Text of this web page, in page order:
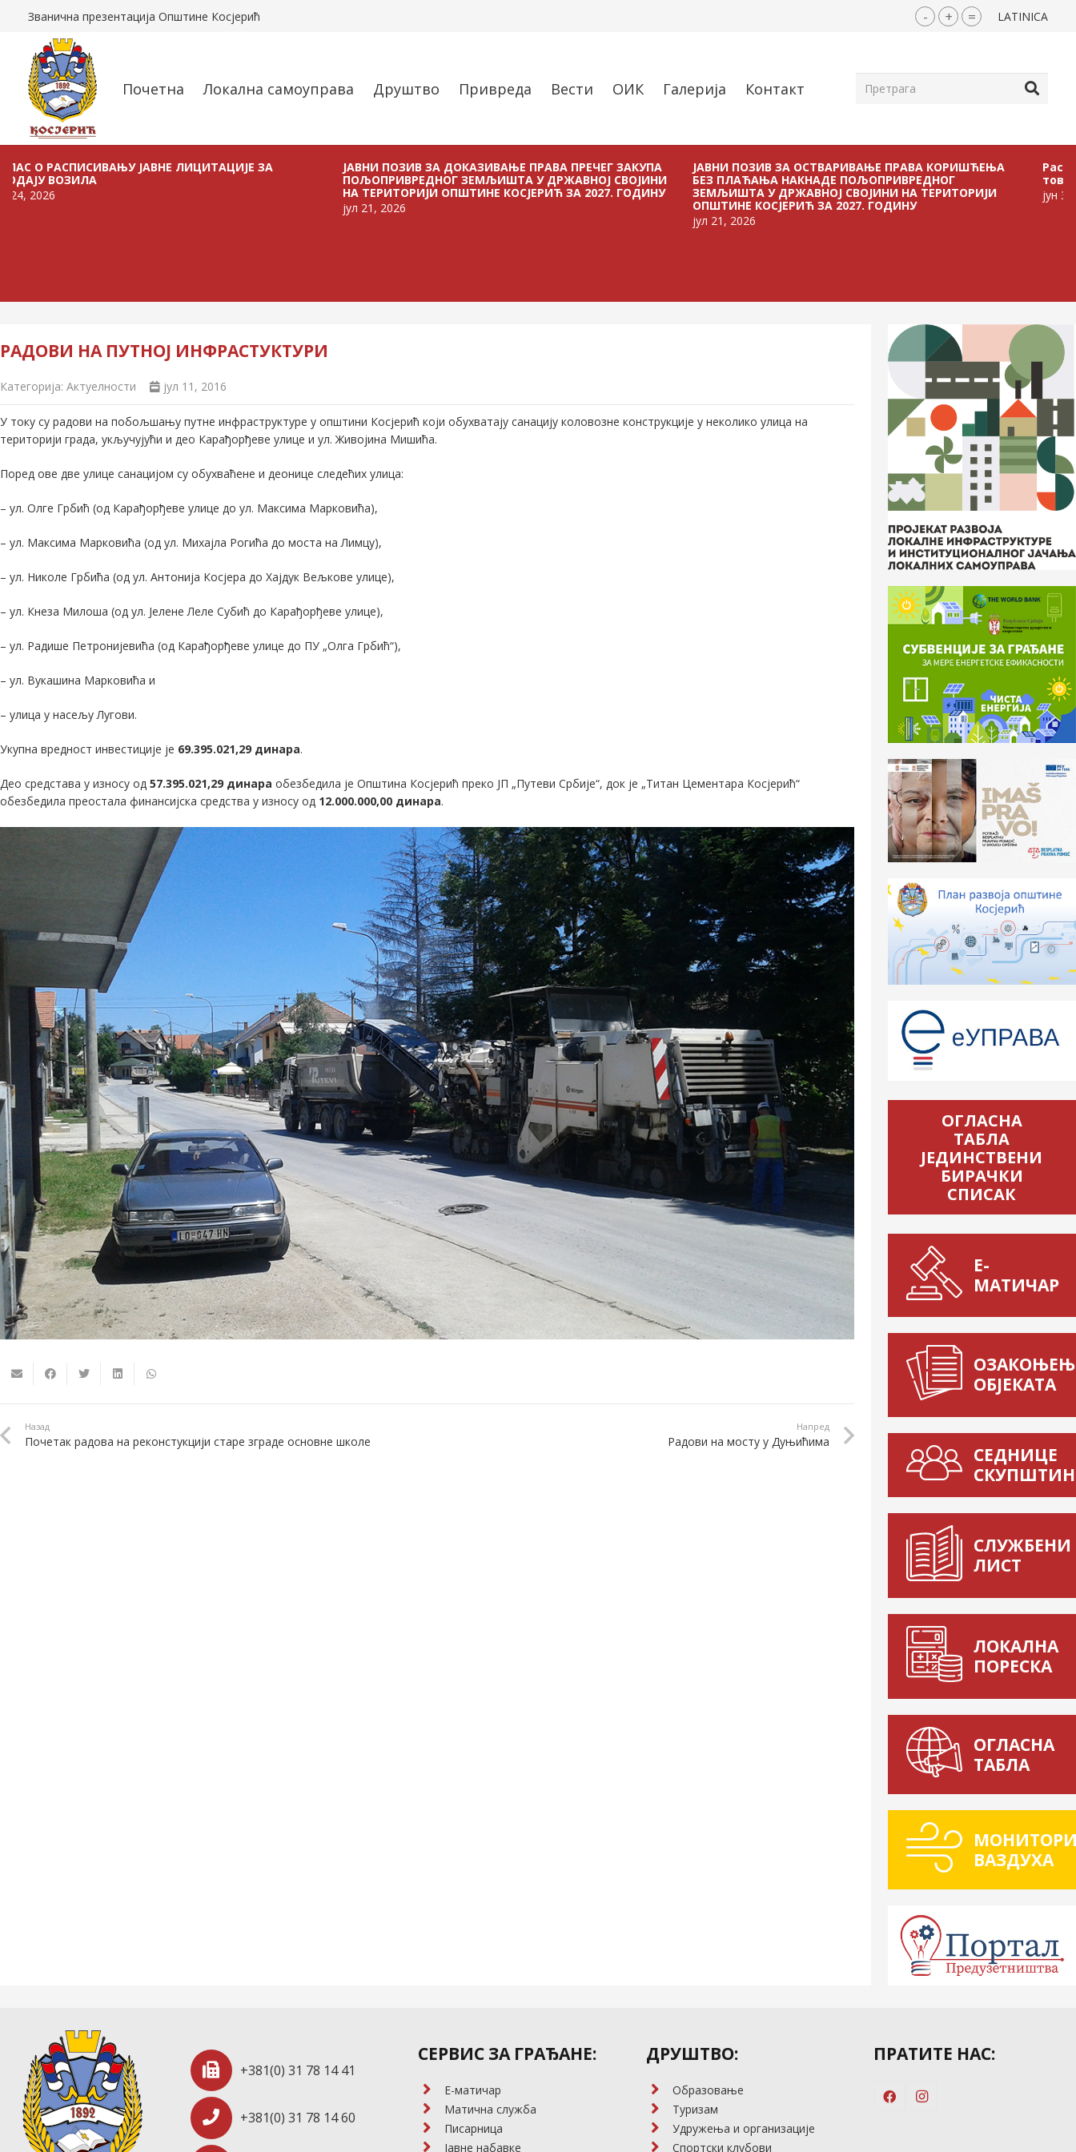
Званична презентација Општине Косјерић - + = LATINICA
Почетна Локална самоуправа Друштво Привреда Вести ОИК Галерија Контакт
ЈАВНЕ ЛИЦИТАЦИЈЕ ЗА
ЈАВНИ ПОЗИВ ЗА ДОКАЗИВАЊЕ ПРАВА ПРЕЧЕГ ЗАКУПА
ПОЉОПРИВРЕДНОГ ЗЕМЉИШТА У ДРЖАВНОЈ СВОЈИНИ
НА ТЕРИТОРИЈИ ОПШТИНЕ КОСЈЕРИЋ ЗА 2027. ГОДИНУ
ЈАВНИ ПОЗИВ ЗА ОСТВАРИВАЊЕ ПРАВА КОРИШЋЕЊА
БЕЗ ПЛАЋАЊА НАКНАДЕ ПОЉОПРИВРЕДНОГ
ЗЕМЉИШТА У ДРЖАВНОЈ СВОЈИНИ НА ТЕРИТОРИЈИ
ОПШТИНЕ КОСЈЕРИЋ ЗА 2027. ГОДИНУ
Расписан Jавни
тов
јун 30, 2026
РАДОВИ НА ПУТНОЈ ИНФРАСТУКТУРИ
Категорија: Актуелности јул 11, 2016
У току су радови на побољшању путне инфраструктуре у општини Косјерић који обухватају санацију коловозне конструкције у неколико улица на
територији града, укључујући и део Карађорђеве улице и ул. Живојина Мишића.
Поред ове две улице санацијом су обухваћене и деонице следећих улица:
– ул. Олге Грбић (од Карађорђеве улице до ул. Максима Марковића),
– ул. Максима Марковића (од ул. Михајла Рогића до моста на Лимцу),
– ул. Николе Грбића (од ул. Антонија Косјера до Хајдук Вељкове улице),
– ул. Кнеза Милоша (од ул. Јелене Леле Субић до Карађорђеве улице),
– ул. Радише Петронијевића (од Карађорђеве улице до ПУ „Олга Грбић“),
– ул. Вукашина Марковића и
– улица у насељу Лугови.
Укупна вредност инвестиције је 69.395.021,29 динара.
Део средстава у износу од 57.395.021,29 динара обезбедила је Општина Косјерић преко ЈП „Путеви Србије“, док је „Титан Цементара Косјерић“
обезбедила преостала финансијска средства у износу од 12.000.000,00 динара.
Назад
Почетак радова на реконстукцији старе зграде основне школе
Напред
Радови на мосту у Дуњићима
ОГЛАСНА
ТАБЛА
ЈЕДИНСТВЕНИ
БИРАЧКИ
СПИСАК
Е-
МАТИЧАР
ОБЈЕКАТА
СЕДНИЦЕ
СЛУЖБЕНИ
ЛИСТ
ЛОКАЛНА
ПОРЕСКА
ОГЛАСНА
ТАБЛА
ВАЗДУХА
+381(0) 31 78 14 41
+381(0) 31 78 14 60
СЕРВИС ЗА ГРАЂАНЕ:
E-матичар
Матична служба
Писарница
Јавне набавке
ДРУШТВО:
Образовање
Туризам
Удружења и организације
Спортски клубови
ПРАТИТЕ НАС: